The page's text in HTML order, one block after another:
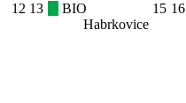
12 13
BIO
Habrkovice
15 16